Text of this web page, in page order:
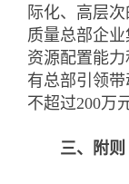
际化、高层
质量总部企
资源配置能
有总部引领
不超过200万
三、附则